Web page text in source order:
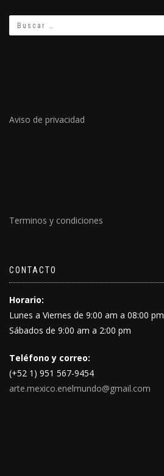
Aviso de privacidad
Terminos y condiciones
CONTACTO
Horario:
Lunes a Viernes de 9:00 am a 08:00 pm
Sábados de 9:00 am a 2:00 pm
Teléfono y correo:
(+52 1) 951 567-9454
arte.mexico.enelmundo@gmail.com